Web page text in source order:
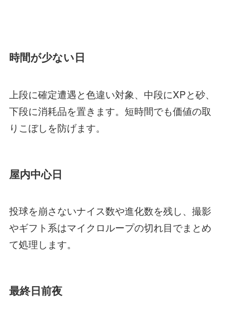
時間が少ない日
上段に確定遭遇と色違い対象、中段にXPと砂、
下段に消耗品を置きます。短時間でも価値の取
りこぼしを防げます。
屋内中心日
投球を崩さないナイス数や進化数を残し、撮影
やギフト系はマイクロループの切れ目でまとめ
て処理します。
最終日前夜